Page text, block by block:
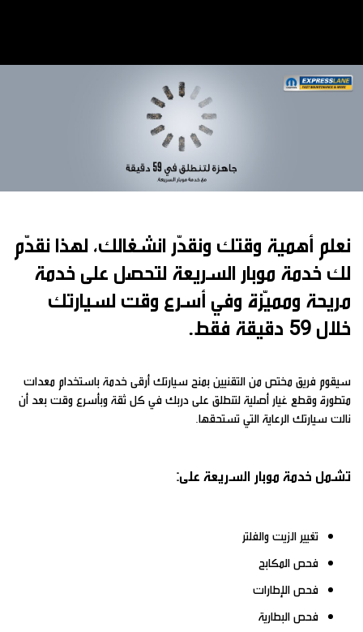
نعلم أهمية وقتك ونقدّر انشغالك، لهذا نقدّم
لك خدمة موبار السريعة لتحصل على خدمة
مريحة ومميّزة وفي أسرع وقت لسيارتك
خلال 59 دقيقة فقط.
سيقوم فريق مختص من التقنيين بمنح سيارتك أرقى خدمة باستخدام معدات
متطورة وقطع غيار أصلية لتنطلق على دربك في كل ثقة وبأسرع وقت بعد أن
نالت سيارتك الرعاية التي تستحقها.
تشمل خدمة موبار السريعة على:
تغيير الزيت والفلتر
فحص المكابح
فحص الإطارات
فحص البطارية